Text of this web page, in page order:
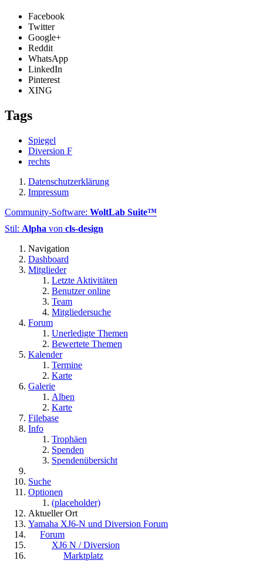
Facebook
Twitter
Google+
Reddit
WhatsApp
LinkedIn
Pinterest
XING
Tags
Spiegel
Diversion F
rechts
Datenschutzerklärung
Impressum
Community-Software: WoltLab Suite™
Stil: Alpha von cls-design
Navigation
Dashboard
Mitglieder
Letzte Aktivitäten
Benutzer online
Team
Mitgliedersuche
Forum
Unerledigte Themen
Bewertete Themen
Kalender
Termine
Karte
Galerie
Alben
Karte
Filebase
Info
Trophäen
Spenden
Spendenübersicht
Suche
Optionen
(placeholder)
Aktueller Ort
Yamaha XJ6-N und Diversion Forum
Forum
XJ6 N / Diversion
Marktplatz